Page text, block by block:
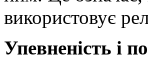
використовує
Упевненість і